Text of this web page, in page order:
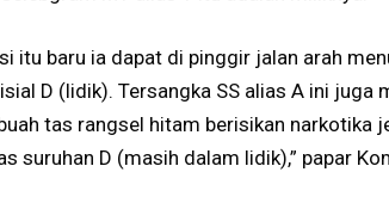
itu baru ia dapat di pinggir jalan arah
D (lidik). Tersangka SS alias A ini juga
tas rangsel hitam berisikan narkotika
suruhan D (masih dalam lidik),” papar